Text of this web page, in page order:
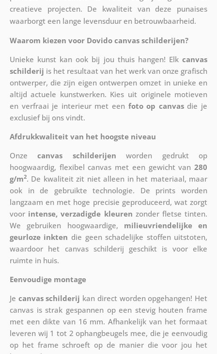
creatieve projecten. De kwaliteit van deze punaises
waarborgt een lange levensduur en betrouwbaarheid.
Waarom kiezen voor Dovido canvas schilderijen?
Unieke kunst kan ook bij jou thuis hangen! Elkcanvas
schilderij is het resultaat van het werk van onze grafisch
ontwerper, die zijn eigen ontwerpen omzet in unieke en
altijd actuele kunstwerken. Kies uit originele motieven
en verfraai je interieur met een foto op canvasdie je
exclusief bij ons vindt.
Afdrukkwaliteit van het hoogste niveau
Onzecanvas schilderijen worden gedrukt op
hoogwaardig, flexibel canvas met een gewicht van280
g/m2. De kwaliteit zit niet alleen in het materiaal, maar
ook in de gebruikte technologie. De prints worden
langzaam en met hoge precisie geproduceerd, wat zorgt
voor intense, verzadigde kleuren zonder fletse tinten.
We gebruiken hoogwaardige, milieuvriendelijke en
geurloze inkten die geen schadelijke stoffen uitstoten,
waardoor het canvas schilderij geschikt is voor elke
ruimte in huis.
Eenvoudige montage
Je canvas schilderij kan direct worden opgehangen! Het
canvas is strak gespannen op een stevig houten frame
met een dikte van 16 mm. Afhankelijk van het formaat
leveren wij 1 tot 2 ophangbeugels mee, die je eenvoudig
op het frame schroeft op de manier die voor jou het